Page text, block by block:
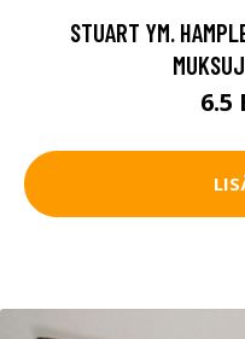
STUART YM.
6.5